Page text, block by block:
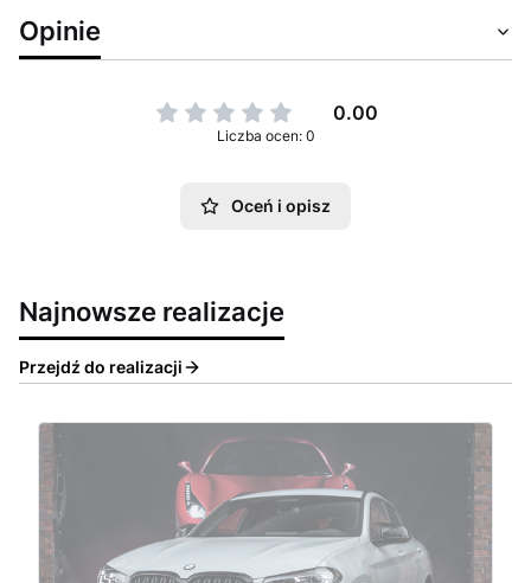
Opinie
0.00
Liczba ocen: 0
Oceń i opisz
Najnowsze realizacje
Przejdź do realizacji